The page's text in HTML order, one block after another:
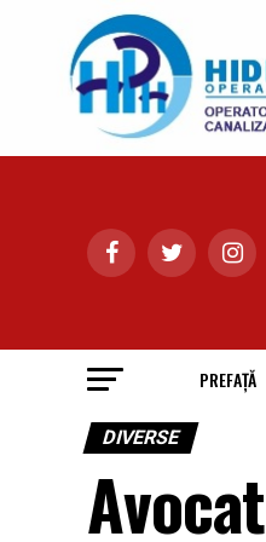
PREFAȚĂ
DIVERSE